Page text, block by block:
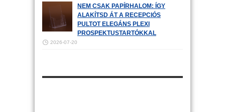
NEM CSAK PAPÍRHALOM: ÍGY
ALAKÍTSD ÁT A RECEPCIÓS
PULTOT ELEGÁNS PLEXI
PROSPEKTUSTARTÓKKAL
2026-07-20